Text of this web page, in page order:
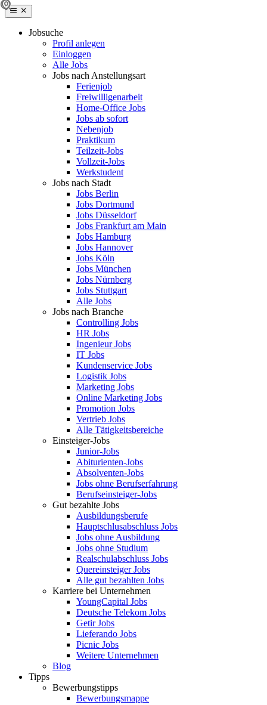
Jobsuche
Profil anlegen
Einloggen
Alle Jobs
Jobs nach Anstellungsart
Ferienjob
Freiwilligenarbeit
Home-Office Jobs
Jobs ab sofort
Nebenjob
Praktikum
Teilzeit-Jobs
Vollzeit-Jobs
Werkstudent
Jobs nach Stadt
Jobs Berlin
Jobs Dortmund
Jobs Düsseldorf
Jobs Frankfurt am Main
Jobs Hamburg
Jobs Hannover
Jobs Köln
Jobs München
Jobs Nürnberg
Jobs Stuttgart
Alle Jobs
Jobs nach Branche
Controlling Jobs
HR Jobs
Ingenieur Jobs
IT Jobs
Kundenservice Jobs
Logistik Jobs
Marketing Jobs
Online Marketing Jobs
Promotion Jobs
Vertrieb Jobs
Alle Tätigkeitsbereiche
Einsteiger-Jobs
Junior-Jobs
Abiturienten-Jobs
Absolventen-Jobs
Jobs ohne Berufserfahrung
Berufseinsteiger-Jobs
Gut bezahlte Jobs
Ausbildungsberufe
Hauptschlusabschluss Jobs
Jobs ohne Ausbildung
Jobs ohne Studium
Realschulabschluss Jobs
Quereinsteiger Jobs
Alle gut bezahlten Jobs
Karriere bei Unternehmen
YoungCapital Jobs
Deutsche Telekom Jobs
Getir Jobs
Lieferando Jobs
Picnic Jobs
Weitere Unternehmen
Blog
Tipps
Bewerbungstipps
Bewerbungsmappe